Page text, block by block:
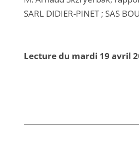
SARL DIDIER-PINET ; SAS
Lecture du mardi 19 avril